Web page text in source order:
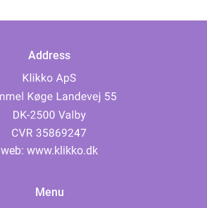
Address
web: www.klikko.dk
Menu